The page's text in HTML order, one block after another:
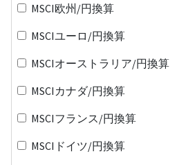
MSCI欧州/円換算
MSCIユーロ/円換算
MSCIオーストラリア/円換算
MSCIカナダ/円換算
MSCIフランス/円換算
MSCIドイツ/円換算